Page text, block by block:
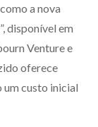
a nova
disponível em
Venture e
oferece
um custo inicial